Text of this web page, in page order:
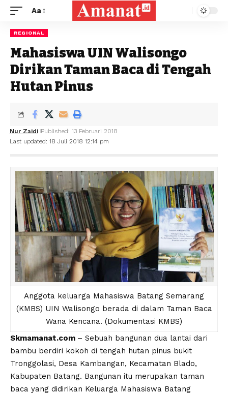
Aa
REGIONAL
Mahasiswa UIN Walisongo
Dirikan Taman Baca di Tengah
Hutan Pinus
Last updated: 18 Juli 2018 12:14 pm
Nur Zaidi Published: 13 Februari 2018
Anggota keluarga Mahasiswa Batang Semarang
(KMBS) UIN Walisongo berada di dalam Taman Baca
Wana Kencana. (Dokumentasi KMBS)
Skmamanat.com – Sebuah bangunan dua lantai dari
bambu berdiri kokoh di tengah hutan pinus bukit
Tronggolasi, Desa Kambangan, Kecamatan Blado,
Kabupaten Batang. Bangunan itu merupakan taman
baca yang didirikan Keluarga Mahasiswa Batang